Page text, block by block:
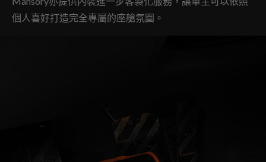
個人喜好打造完全專屬的座艙氛圍。